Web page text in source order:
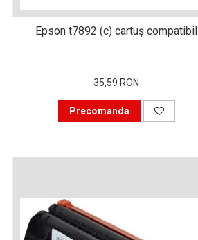
disperării S.O.S. în S.O.N.
Top 5 cele mai necesare
a ne simţi la locul de muncă
“ca acasă”!
Tehnologia şi puterea ei de
Idei de cadouri inspirate
Calitate mai bună cu
imprimanta laser color
Tipurile de cartușe și
Epson t7892 (c) cartuş compatibil
35,59 RON
Precomanda